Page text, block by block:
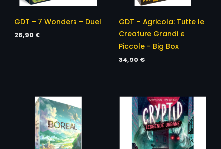
GDT – 7 Wonders – Duel
26,90 €
GDT – Agricola: Tutte le
Creature Grandi e
Piccole – Big Box
34,90 €